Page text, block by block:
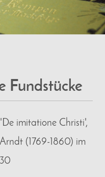
imitatione Christi',
(1769-1860) im